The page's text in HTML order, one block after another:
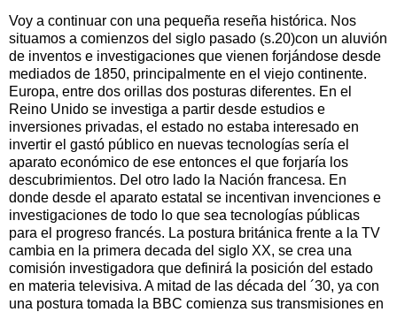
Voy a continuar con una pequeña reseña histórica. Nos
situamos a comienzos del siglo pasado (s.20)con un aluvión
de inventos e investigaciones que vienen forjándose desde
mediados de 1850, principalmente en el viejo continente.
Europa, entre dos orillas dos posturas diferentes. En el
Reino Unido se investiga a partir desde estudios e
inversiones privadas, el estado no estaba interesado en
invertir el gastó público en nuevas tecnologías sería el
aparato económico de ese entonces el que forjaría los
descubrimientos. Del otro lado la Nación francesa. En
donde desde el aparato estatal se incentivan invenciones e
investigaciones de todo lo que sea tecnologías públicas
para el progreso francés. La postura británica frente a la TV
cambia en la primera decada del siglo XX, se crea una
comisión investigadora que definirá la posición del estado
en materia televisiva. A mitad de las década del ´30, ya con
una postura tomada la BBC comienza sus transmisiones en